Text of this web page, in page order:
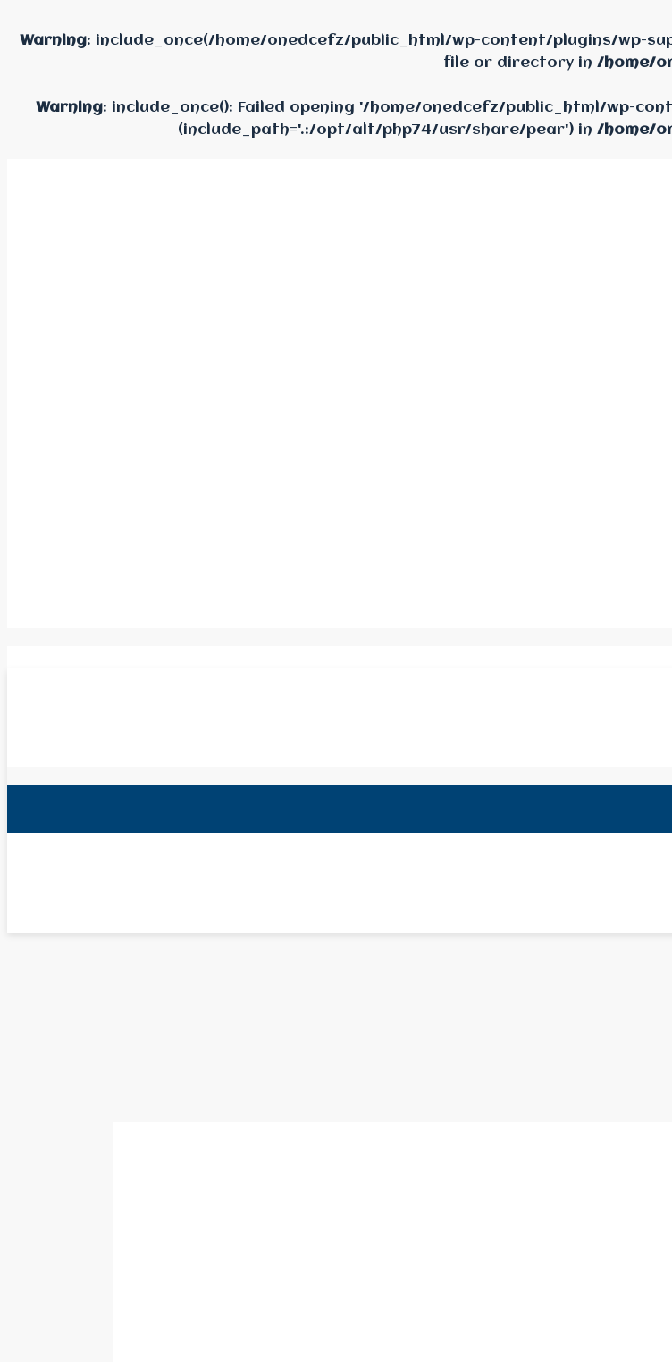
Warning: include_once(/home/onedcefz/public_html/wp-content/plugins/wp-
file or directory in /home/
Warning: include_once(): Failed opening '/home/onedcefz/public_html/wp-
(include_path='.:/opt/alt/php74/usr/share/pear') in /home/